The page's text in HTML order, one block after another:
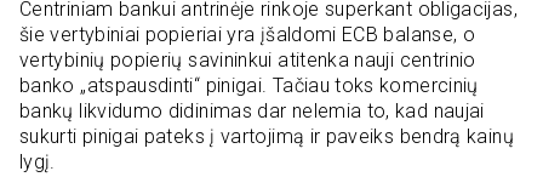
Centriniam bankui antrinėje rinkoje superkant obligacijas,
šie vertybiniai popieriai yra įšaldomi ECB balanse, o
vertybinių popierių savininkui atitenka nauji centrinio
banko „atspausdinti“ pinigai. Tačiau toks komercinių
bankų likvidumo didinimas dar nelemia to, kad naujai
sukurti pinigai pateks į vartojimą ir paveiks bendrą kainų
lygį.